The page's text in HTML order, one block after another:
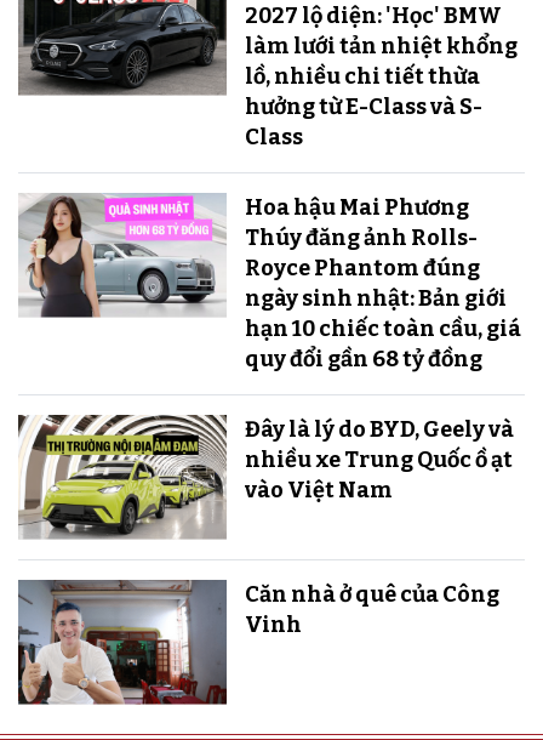
2027 lộ diện: 'Học' BMW
làm lưới tản nhiệt khổng
lồ, nhiều chi tiết thừa
hưởng từ E-Class và S-
Class
Hoa hậu Mai Phương
Thúy đăng ảnh Rolls-
Royce Phantom đúng
ngày sinh nhật: Bản giới
hạn 10 chiếc toàn cầu, giá
quy đổi gần 68 tỷ đồng
Đây là lý do BYD, Geely và
nhiều xe Trung Quốc ồ ạt
vào Việt Nam
Căn nhà ở quê của Công
Vinh